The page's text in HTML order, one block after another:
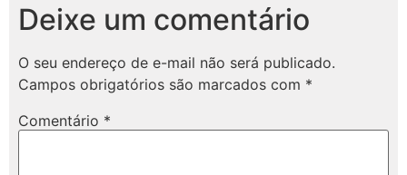
Deixe um comentário
O seu endereço de e-mail não será publicado.
Campos obrigatórios são marcados com *
Comentário *